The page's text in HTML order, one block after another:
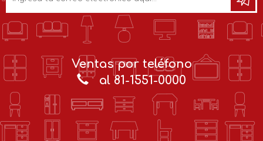
Ventas por teléfono
al 81-1551-0000